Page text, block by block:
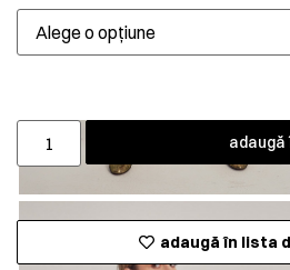
adaugă
adaugă în lista